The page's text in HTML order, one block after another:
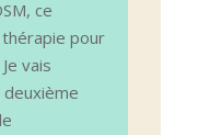
ce
pour
vais